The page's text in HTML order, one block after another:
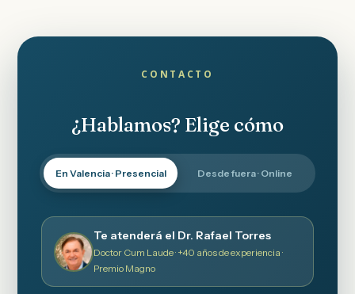
CONTACTO
¿Hablamos? Elige cómo
En Valencia · Presencial Desde fuera · Online
Te atenderá el Dr. Rafael Torres
Doctor Cum Laude · +40 años de experiencia ·
Premio Magno